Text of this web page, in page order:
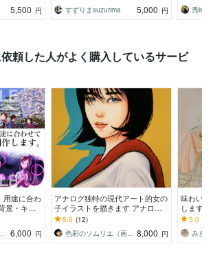
5,500 円
墨絵ご希望の方も。
すずりまsuzurima
5,000 円
対応〜
頼した人がよく購入しているサービ
用途に合わ
景・キャ
クロなん
ーター
6,000 円
アナログ独特の現代アート的女の
子イラストを描きます アナログ
感のあるアイコンや似顔絵をご希
望の方への特別版です
5.0 (12)
色彩のソムリエ（画家） 8,000 円
味わい
します
絵、イ
ラスト
5.0
みき